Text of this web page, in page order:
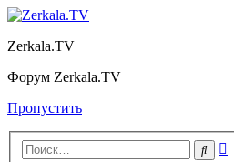
Zerkala.TV
Форум Zerkala.TV
Пропустить
Поиск